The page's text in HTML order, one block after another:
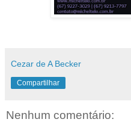
Cezar de A Becker
Compartilhar
Nenhum comentário: